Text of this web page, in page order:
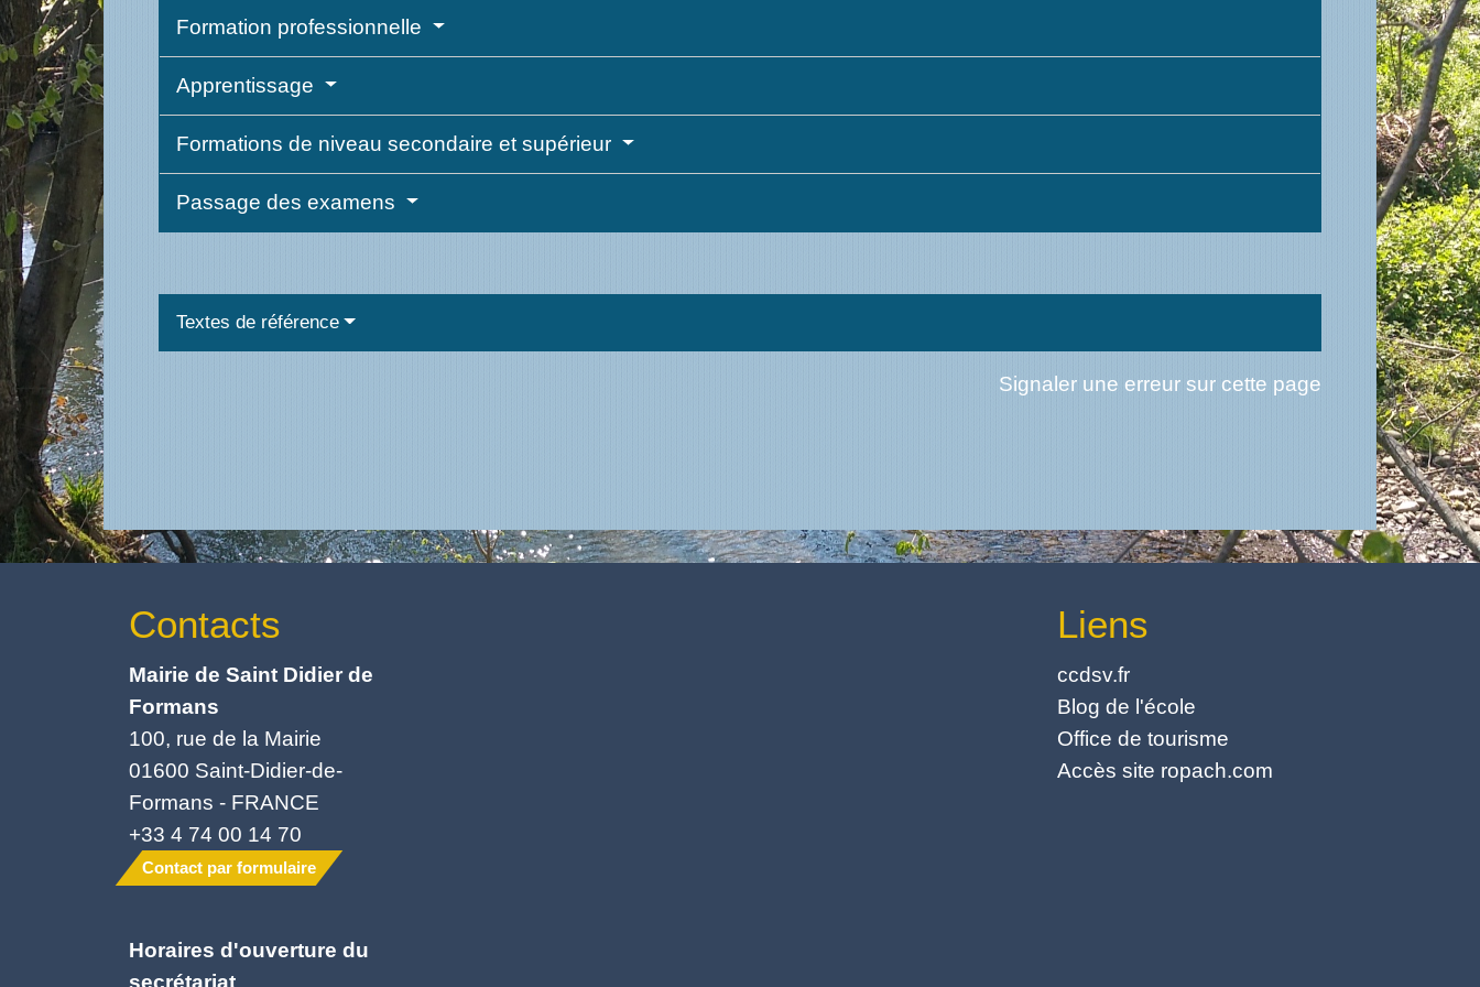
Formation professionnelle
Apprentissage
Formations de niveau secondaire et supérieur
Passage des examens
Textes de référence
Signaler une erreur sur cette page
Contacts
Mairie de Saint Didier de
Formans
100, rue de la Mairie
01600 Saint-Didier-de-
Formans - FRANCE
+33 4 74 00 14 70
Contact par formulaire
Horaires d'ouverture du
secrétariat
Liens
ccdsv.fr
Blog de l'école
Office de tourisme
Accès site ropach.com